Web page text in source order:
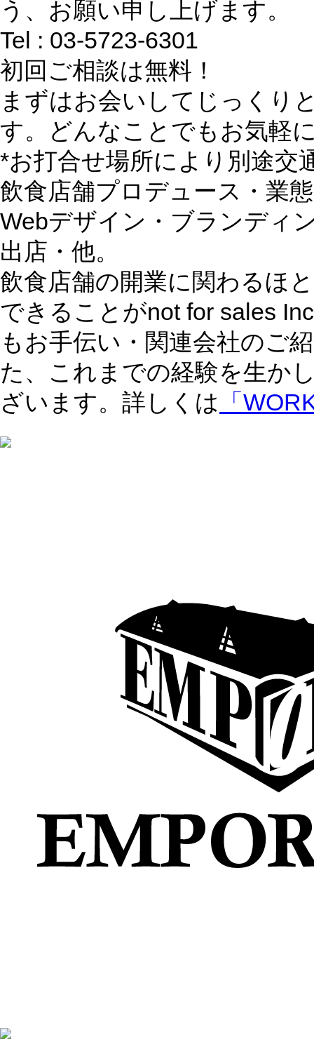
う、お願い申し上げます。
Tel : 03-5723-6301
初回ご相談は無料！
まずはお会いしてじっくり
す。どんなことでもお気軽
*お打合せ場所により別途交
飲食店舗プロデュース・業
Webデザイン・ブランディ
出店・他。
飲食店舗の開業に関わるほ
できることがnot for sales
もお手伝い・関連会社のご
た、これまでの経験を生か
ざいます。詳しくは
「